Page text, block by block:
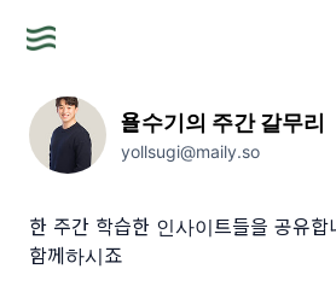
욜수기의 주간 갈무리
yollsugi@maily.so
한 주간 학습한 인사이트들을 공유합
함께하시죠